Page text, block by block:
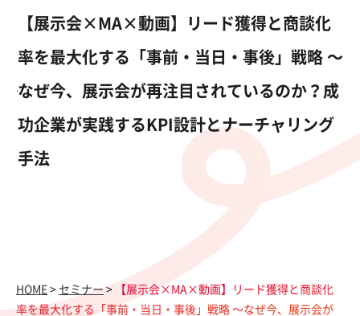
【展示会×MA×動画】リード獲得と商談化
率を最大化する「事前・当日・事後」戦略 〜
なぜ今、展示会が再注目されているのか？成
功企業が実践するKPI設計とナーチャリング
手法
HOME > セミナー >
【展示会×MA×動画】リード獲得と商談化
率を最大化する「事前・当日・事後」戦略 〜なぜ今、展示会が